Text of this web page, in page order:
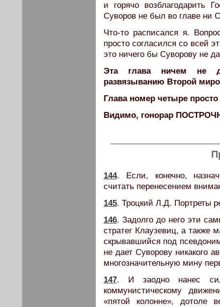
и горячо возблагодарить
Суворов не был во главе ни
Что-то расписался я.
просто согласился со всей
это ничего бы Суворову не
Эта глава ничем не
развязыванию Второй
Глава номер четыре
Видимо, гонорар
144. Если, конечно,
считать перенесением
145. Троцкий Л.Д. Портреты
146. Задолго до него эти
стратег Клаузевиц, а также
скрывавшийся под
не дает Суворову никакого
многозначительную мину
147. И заодно нанес
коммунистическому
«пятой колонне», дотоле